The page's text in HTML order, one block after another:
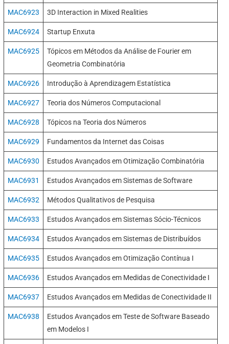
MAC6923 3D Interaction in Mixed Realities
MAC6924 Startup Enxuta
MAC6925
Tópicos em Métodos da Análise de Fourier em
Geometria Combinatória
MAC6926 Introdução à Aprendizagem Estatística
MAC6927 Teoria dos Números Computacional
MAC6928 Tópicos na Teoria dos Números
MAC6929 Fundamentos da Internet das Coisas
MAC6930 Estudos Avançados em Otimização Combinatória
MAC6931 Estudos Avançados em Sistemas de Software
MAC6932 Métodos Qualitativos de Pesquisa
MAC6933 Estudos Avançados em Sistemas Sócio-Técnicos
MAC6934 Estudos Avançados em Sistemas de Distribuídos
MAC6935 Estudos Avançados em Otimização Contínua I
MAC6936 Estudos Avançados em Medidas de Conectividade I
MAC6937 Estudos Avançados em Medidas de Conectividade II
MAC6938
Estudos Avançados em Teste de Software Baseado
em Modelos I